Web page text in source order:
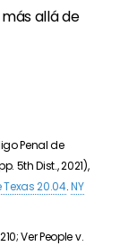
allá de
Penal de
5th Dist., 2021),
20.04.NY
Ver People v.